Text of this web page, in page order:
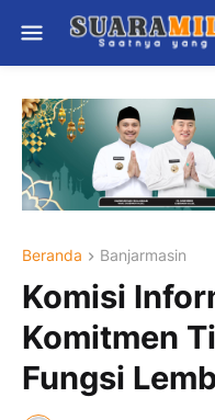
Beranda Banjarmasin
Komisi
Komitmen
Fungsi